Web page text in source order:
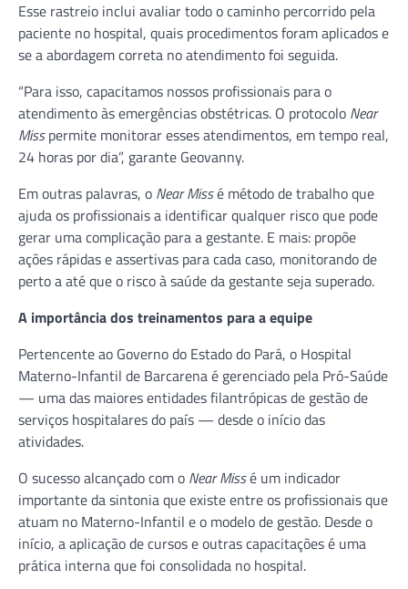
Esse rastreio inclui avaliar todo o caminho percorrido pela
paciente no hospital, quais procedimentos foram aplicados e
se a abordagem correta no atendimento foi seguida.
“Para isso, capacitamos nossos profissionais para o
atendimento às emergências obstétricas. O protocolo Near
Misspermite monitorar esses atendimentos, em tempo real,
24 horas por dia”, garante Geovanny.
Em outras palavras, o Near Missé método de trabalho que
ajuda os profissionais a identificar qualquer risco que pode
gerar uma complicação para a gestante. E mais: propõe
ações rápidas e assertivas para cada caso, monitorando de
perto a até que o risco à saúde da gestante seja superado.
A importância dos treinamentos para a equipe
Pertencente ao Governo do Estado do Pará, o Hospital
Materno-Infantil de Barcarena é gerenciado pela Pró-Saúde
— uma das maiores entidades filantrópicas de gestão de
serviços hospitalares do país — desde o início das
atividades.
O sucesso alcançado com o Near Missé um indicador
importante da sintonia que existe entre os profissionais que
atuam no Materno-Infantil e o modelo de gestão. Desde o
início, a aplicação de cursos e outras capacitações é uma
prática interna que foi consolidada no hospital.